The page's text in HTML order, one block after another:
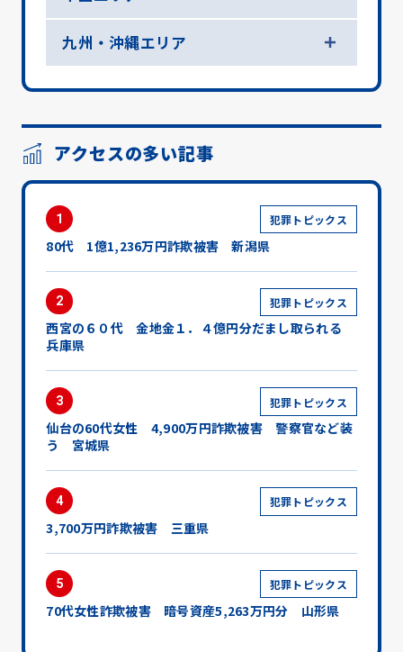
九州・沖縄エリア
アクセスの多い記事
1 犯罪トピックス
80代 1億1,236万円詐欺被害 新潟県
2 犯罪トピックス
西宮の６０代 金地金１．４億円分だまし取られる
兵庫県
3 犯罪トピックス
仙台の60代女性 4,900万円詐欺被害 警察官など装
う 宮城県
4 犯罪トピックス
3,700万円詐欺被害 三重県
5 犯罪トピックス
70代女性詐欺被害 暗号資産5,263万円分 山形県